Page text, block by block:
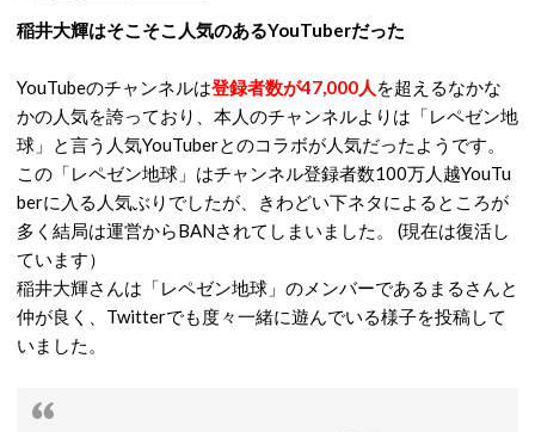
稲井大輝はそこそこ人気のあるYouTuberだった
YouTubeのチャンネルは登録者数が47,000人 を超えるなかな
かの人気を誇っており、本人のチャンネルよりは「レペゼン地
球」と言う人気YouTuberとのコラボが人気だったようです。
この「レペゼン地球」はチャンネル登録者数100万人越YouTu
berに入る人気ぶりでしたが、きわどい下ネタによるところが
多く結局は運営からBANされてしまいました。 (現在は復活し
ています）
稲井大輝さんは「レペゼン地球」のメンバーであるまるさんと
仲が良く、Twitterでも度々一緒に遊んでいる様子を投稿して
いました。